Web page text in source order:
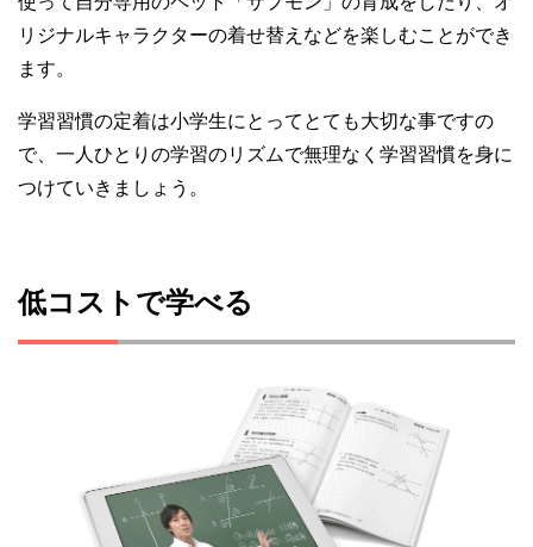
リジナルキャラクターの着せ替えなどを楽しむことができ
ます。
学習習慣の定着は小学生にとってとても大切な事ですの
で、一人ひとりの学習のリズムで無理なく学習習慣を身に
つけていきましょう。
低コストで学べる